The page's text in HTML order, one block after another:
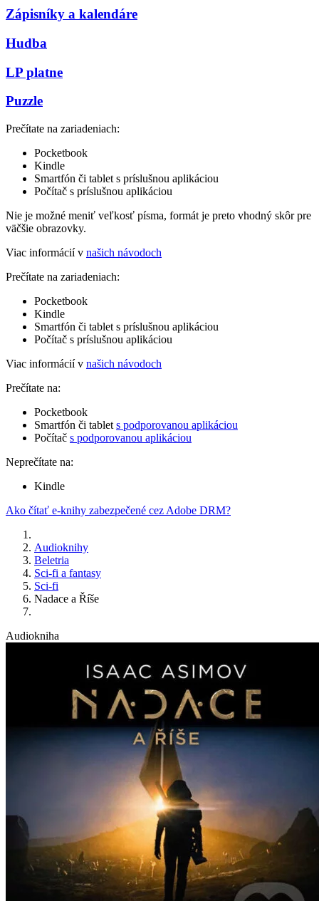
Zápisníky a kalendáre
Hudba
LP platne
Puzzle
Prečítate na zariadeniach:
Pocketbook
Kindle
Smartfón či tablet s príslušnou aplikáciou
Počítač s príslušnou aplikáciou
Nie je možné meniť veľkosť písma, formát je preto vhodný skôr pre
väčšie obrazovky.
Viac informácií v našich návodoch
Prečítate na zariadeniach:
Pocketbook
Kindle
Smartfón či tablet s príslušnou aplikáciou
Počítač s príslušnou aplikáciou
Viac informácií v našich návodoch
Prečítate na:
Pocketbook
Smartfón či tablet s podporovanou aplikáciou
Počítač s podporovanou aplikáciou
Neprečítate na:
Kindle
Ako čítať e-knihy zabezpečené cez Adobe DRM?
Audioknihy
Beletria
Sci-fi a fantasy
Sci-fi
Nadace a Říše
Audiokniha